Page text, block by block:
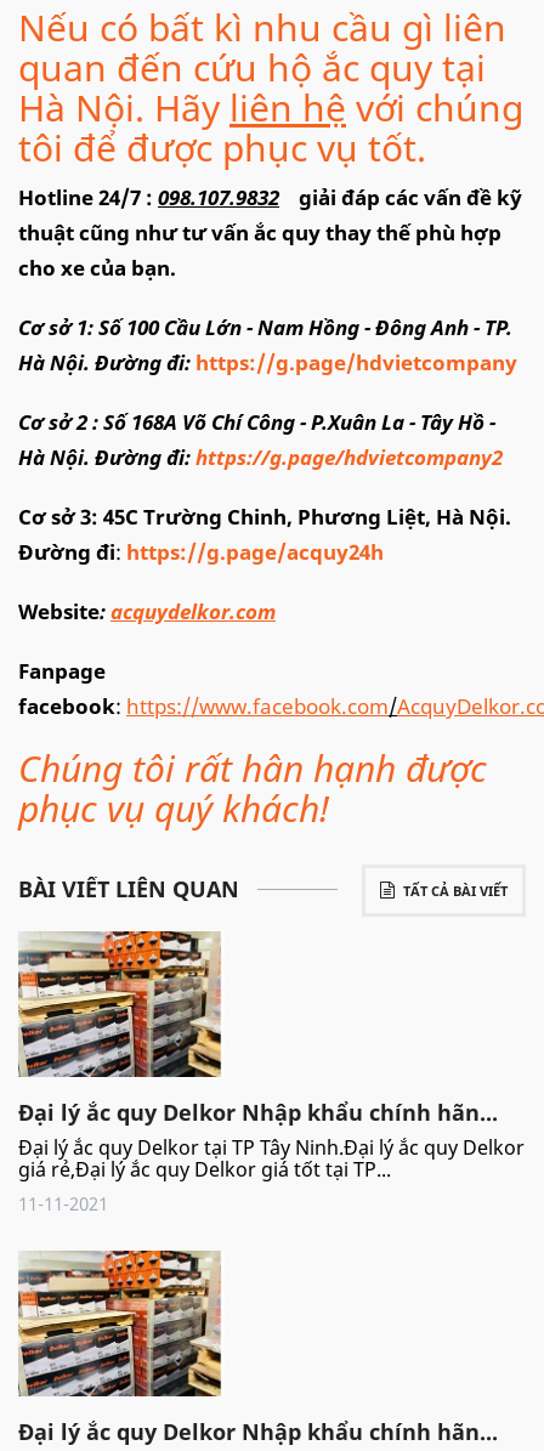
Nếu có bất kì nhu cầu gì liên
quan đến cứu hộ ắc quy tại
Hà Nội. Hãy liên hệ với chúng
tôi để được phục vụ tốt.
Hotline 24/7 : 098.107.9832
giải đáp các vấn đề kỹ
thuật cũng như tư vấn ắc quy thay thế phù hợp
cho xe của bạn.
Cơ sở 1: Số 100 Cầu Lớn - Nam Hồng - Đông Anh - TP.
Hà Nội. Đường đi: https://g.page/hdvietcompany
Cơ sở 2 : Số 168A Võ Chí Công - P.Xuân La - Tây Hồ -
Hà Nội. Đường đi:https://g.page/hdvietcompany2
Cơ sở 3: 45C Trường Chinh, Phương Liệt, Hà Nội.
Đường đi: https://g.page/acquy24h
Website:acquydelkor.com
Fanpage
facebook: https://www.facebook.com/
Chúng tôi rất hân hạnh được
phục vụ quý khách!
TẤT CẢ BÀI VIẾT
BÀI VIẾT LIÊN QUAN
Đại lý ắc quy Delkor Nhập khẩu chính hãn...
Đại lý ắc quy Delkor tại TP Tây Ninh.Đại lý ắc quy Delkor
giá rẻ,Đại lý ắc quy Delkor giá tốt tại TP...
11-11-2021
Đại lý ắc quy Delkor Nhập khẩu chính hãn...